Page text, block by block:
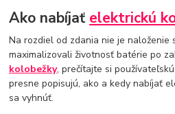
Ako nabíjať elektrickú
Na rozdiel od zdania nie je naloženie
maximalizovali životnosť batérie po
kolobežky, prečítajte si
presne popisujú, ako a kedy nabíjať
sa vyhnúť.